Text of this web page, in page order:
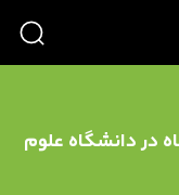
در دانشگاه علوم